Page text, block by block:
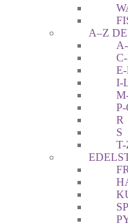
A–Z
I-
P-
R
S
T-